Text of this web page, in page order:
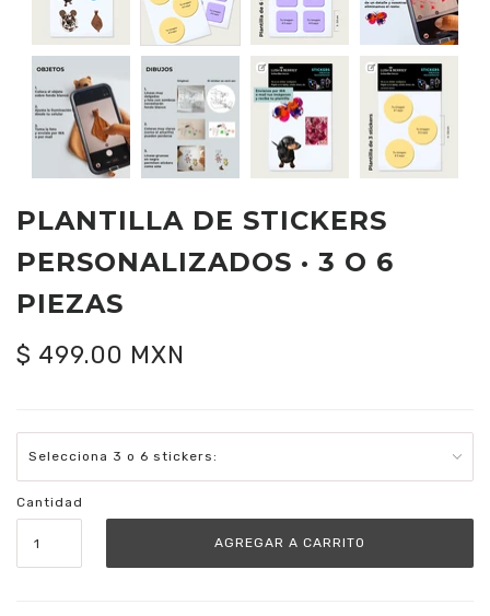
PLANTILLA DE STICKERS
PERSONALIZADOS · 3 O 6
PIEZAS
$ 499.00 MXN
Cantidad